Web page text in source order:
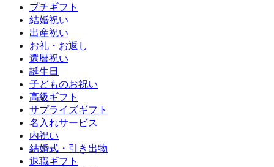
プチギフト
結婚祝い
出産祝い
お礼・お返し
還暦祝い
誕生日
子どものお祝い
高級ギフト
サプライズギフト
名入れサービス
内祝い
結婚式・引き出物
退職ギフト